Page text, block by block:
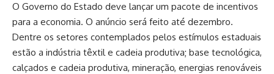
O Governo do Estado deve lançar um pacote de incentivos
para a economia. O anúncio será feito até dezembro.
Dentre os setores contemplados pelos estímulos estaduais
estão a indústria têxtil e cadeia produtiva; base tecnológica,
calçados e cadeia produtiva, mineração, energias renováveis